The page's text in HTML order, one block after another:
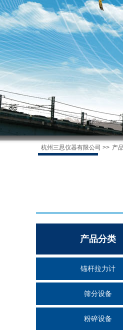
产品分类
锚杆拉力计
筛分设备
粉碎设备
杭州三思仪器有限公司 >> 产